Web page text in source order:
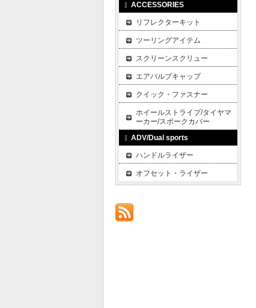
ACCESSORIES
リフレクターキット
ツーリングアイテム
スクリーンスクリュー
エアバルブキャップ
クイック・ファスナー
ホイールストライプ/タイヤマ
ーカー/スポークカバー
ADV/Dual sports
ハンドルライザー
オフセット・ライザー